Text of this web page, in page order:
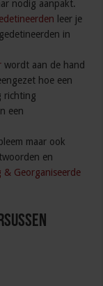
nodig aanpakt.
leer je
in
wordt aan de hand
hoe een
richting
een
maar ook
en
& Georganiseerde